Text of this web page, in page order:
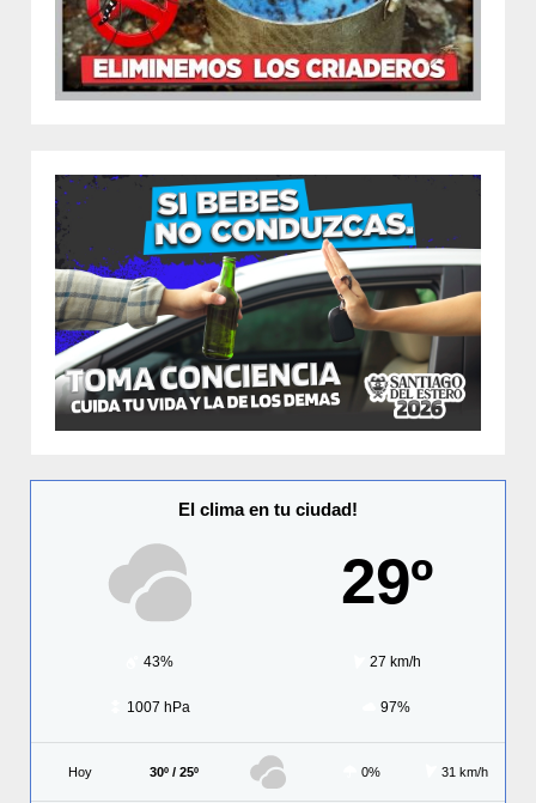
El clima en tu ciudad!
29º
43% 27 km/h
1007 hPa 97%
Hoy 30º / 25º 0% 31 km/h